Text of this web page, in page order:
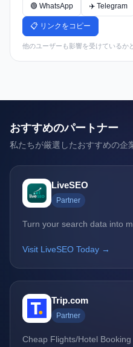
🟢 WhatsApp ✈️ Telegram
📋 リンクをコピー
他のユーザーも影響を受けているか
おすすめのパートナー
私たちが厳選したおすすめの企
LiveSEO
Partner
Turn your search data into
Visit LiveSEO Today →
Trip.com
Partner
Cheap Flights/Hotel